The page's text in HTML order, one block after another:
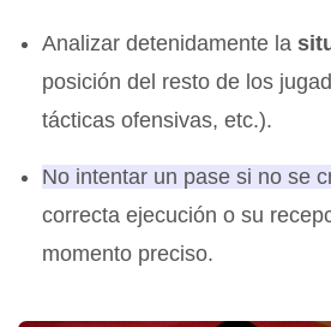
Analizar detenidamente la
posición del resto de los
tácticas ofensivas, etc.).
No intentar un pase si no se
correcta ejecución o su
momento preciso.